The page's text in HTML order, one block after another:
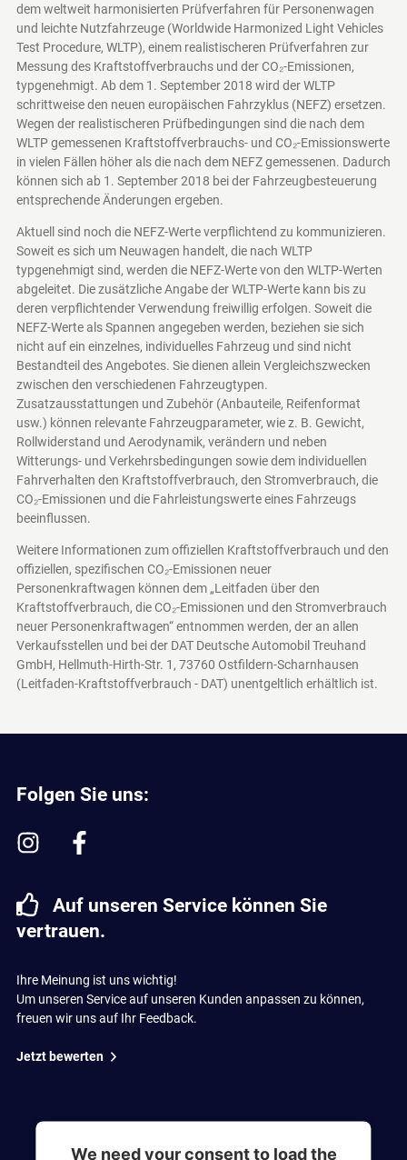
dem weltweit harmonisierten Prüfverfahren für Personenwagen
und leichte Nutzfahrzeuge (Worldwide Harmonized Light Vehicles
Test Procedure, WLTP), einem realistischeren Prüfverfahren zur
Messung des Kraftstoffverbrauchs und der CO₂-Emissionen,
typgenehmigt. Ab dem 1. September 2018 wird der WLTP
schrittweise den neuen europäischen Fahrzyklus (NEFZ) ersetzen.
Wegen der realistischeren Prüfbedingungen sind die nach dem
WLTP gemessenen Kraftstoffverbrauchs- und CO₂-Emissionswerte
in vielen Fällen höher als die nach dem NEFZ gemessenen. Dadurch
können sich ab 1. September 2018 bei der Fahrzeugbesteuerung
entsprechende Änderungen ergeben.
Aktuell sind noch die NEFZ-Werte verpflichtend zu kommunizieren.
Soweit es sich um Neuwagen handelt, die nach WLTP
typgenehmigt sind, werden die NEFZ-Werte von den WLTP-Werten
abgeleitet. Die zusätzliche Angabe der WLTP-Werte kann bis zu
deren verpflichtender Verwendung freiwillig erfolgen. Soweit die
NEFZ-Werte als Spannen angegeben werden, beziehen sie sich
nicht auf ein einzelnes, individuelles Fahrzeug und sind nicht
Bestandteil des Angebotes. Sie dienen allein Vergleichszwecken
zwischen den verschiedenen Fahrzeugtypen.
Zusatzausstattungen und Zubehör (Anbauteile, Reifenformat
usw.) können relevante Fahrzeugparameter, wie z. B. Gewicht,
Rollwiderstand und Aerodynamik, verändern und neben
Witterungs- und Verkehrsbedingungen sowie dem individuellen
Fahrverhalten den Kraftstoffverbrauch, den Stromverbrauch, die
CO₂-Emissionen und die Fahrleistungswerte eines Fahrzeugs
beeinflussen.
Weitere Informationen zum offiziellen Kraftstoffverbrauch und den
offiziellen, spezifischen CO₂-Emissionen neuer
Personenkraftwagen können dem „Leitfaden über den
Kraftstoffverbrauch, die CO₂-Emissionen und den Stromverbrauch
neuer Personenkraftwagen“ entnommen werden, der an allen
Verkaufsstellen und bei der DAT Deutsche Automobil Treuhand
GmbH, Hellmuth-Hirth-Str. 1, 73760 Ostfildern-Scharnhausen
(Leitfaden-Kraftstoffverbrauch - DAT) unentgeltlich erhältlich ist.
Folgen Sie uns:
Auf unseren Service können Sie
vertrauen.
Ihre Meinung ist uns wichtig!
Um unseren Service auf unseren Kunden anpassen zu können,
freuen wir uns auf Ihr Feedback.
Jetzt bewerten
We need your consent to load the